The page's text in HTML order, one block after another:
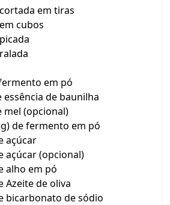
em tiras
cubos
em pó
essência de baunilha
mel (opcional)
de fermento em pó
açúcar
açúcar (opcional)
alho em pó
Azeite de oliva
bicarbonato de sódio